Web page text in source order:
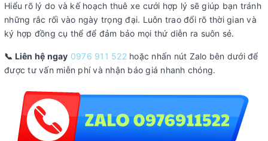
Hiểu rõ lý do và kế hoạch thuê xe cưới hợp lý sẽ giúp bạn tránh
những rắc rối vào ngày trọng đại. Luôn trao đổi rõ thời gian và
ký hợp đồng cụ thể để đảm bảo mọi thứ diễn ra suôn sẻ.
📞 Liên hệ ngay 0976 911 522hoặc nhấn nút Zalo bên dưới để
được tư vấn miễn phí và nhận báo giá nhanh chóng.